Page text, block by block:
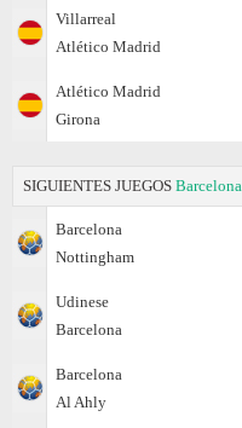
Villarreal
Atlético Madrid
Atlético Madrid
Girona
SIGUIENTES JUEGOS Barcelona
Barcelona
Nottingham
Udinese
Barcelona
Barcelona
Al Ahly